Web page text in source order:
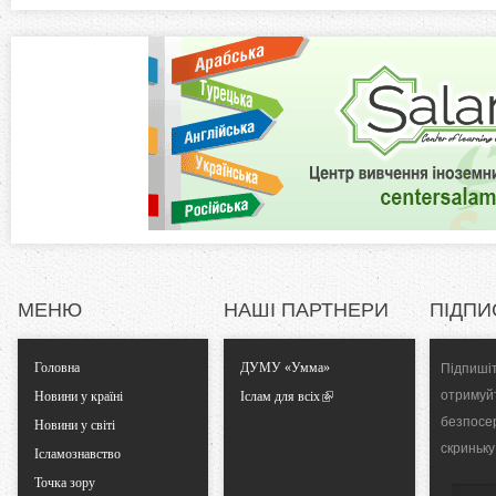
z
a
T
в
МЕНЮ
Головна
Новини у країні
Новини у світі
Ісламознавство
Точка зору
НАШІ ПАРТНЕРИ
ДУМУ «Умма»
Іслам для всіх